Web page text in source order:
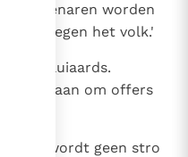
Uw dienaren worden
u tegen het volk.'
jullie, luiaards.
ons gaan om offers
Er wordt geen stro